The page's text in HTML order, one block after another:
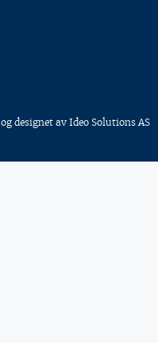
og designet av Ideo Solutions AS